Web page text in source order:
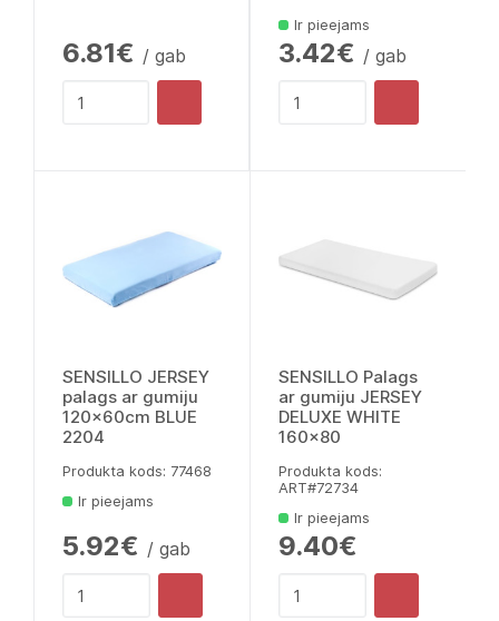
6.81€ / gab
Ir pieejams
3.42€ / gab
SENSILLO JERSEY
palags ar gumiju
120x60cm BLUE
2204
Produkta kods: 77468
Ir pieejams
5.92€ / gab
SENSILLO Palags
ar gumiju JERSEY
DELUXE WHITE
160x80
Produkta kods:
ART#72734
Ir pieejams
9.40€